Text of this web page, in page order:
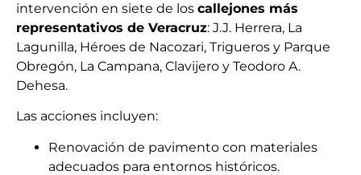
intervención en siete de los callejones más
representativos de Veracruz: J.J. Herrera, La
Lagunilla, Héroes de Nacozari, Trigueros y Parque
Obregón, La Campana, Clavijero y Teodoro A.
Dehesa.
Las acciones incluyen:
Renovación de pavimento con materiales
adecuados para entornos históricos.